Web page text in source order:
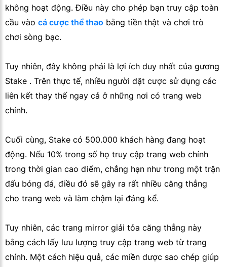
không hoạt động. Điều này cho phép bạn truy cập toàn
cầu vào cá cược thể thao bằng tiền thật và chơi trò
chơi sòng bạc.
Tuy nhiên, đây không phải là lợi ích duy nhất của gương
Stake . Trên thực tế, nhiều người đặt cược sử dụng các
liên kết thay thế ngay cả ở những nơi có trang web
chính.
Cuối cùng, Stake có 500.000 khách hàng đang hoạt
động. Nếu 10% trong số họ truy cập trang web chính
trong thời gian cao điểm, chẳng hạn như trong một trận
đấu bóng đá, điều đó sẽ gây ra rất nhiều căng thẳng
cho trang web và làm chậm lại đáng kể.
Tuy nhiên, các trang mirror giải tỏa căng thẳng này
bằng cách lấy lưu lượng truy cập trang web từ trang
chính. Một cách hiệu quả, các miền được sao chép giúp